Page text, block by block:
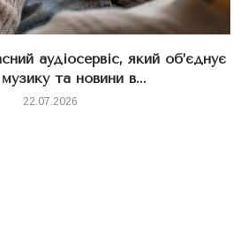
аудіосервіс, який об’єднує
та новини в...
22.07.2026